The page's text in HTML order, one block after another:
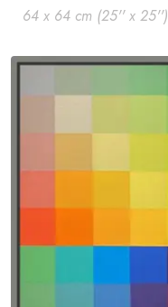
64 x 64 cm (25'' x 25'')